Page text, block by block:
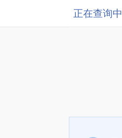
正在查询中